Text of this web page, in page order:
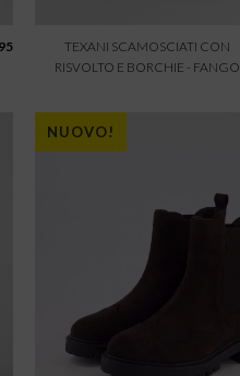
TEXANI SCAMOSCIATI CON
RISVOLTO E BORCHIE - FANGO
NUOVO!